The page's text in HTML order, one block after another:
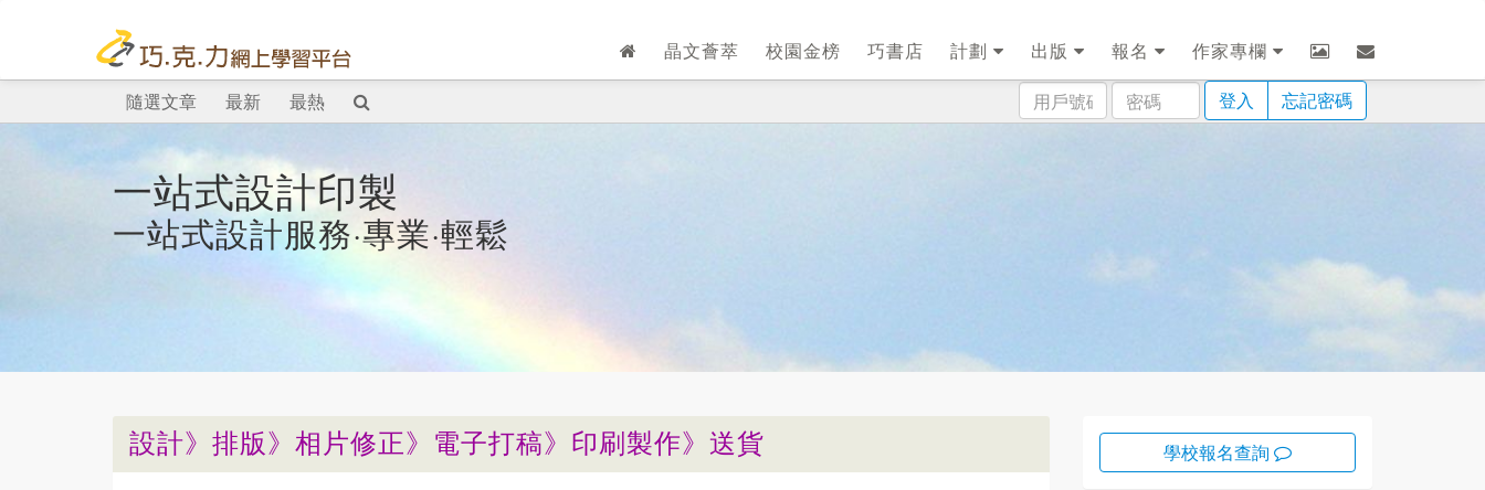
晶文薈萃 校園金榜 巧書店 計劃 出版 報名
作家專欄
用
戶
密
碼
登入 忘記密碼
隨選文章 最新 最熱
一站式設計印製
一站式設計服務·專業·輕鬆
設計》排版》相片修正》 電子打稿》印刷製作》送貨 學校報名查詢